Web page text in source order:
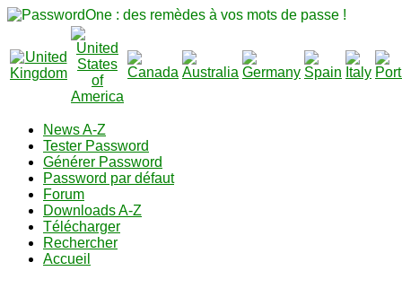
News A-Z
Tester Password
Générer Password
Password par défaut
Forum
Downloads A-Z
Télécharger
Rechercher
Accueil